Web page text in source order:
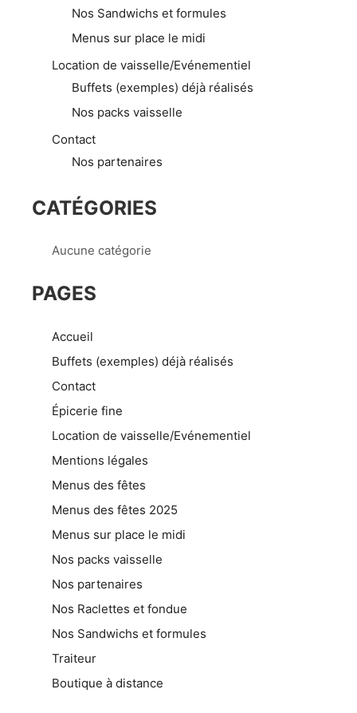
Nos Sandwichs et formules
Menus sur place le midi
Location de vaisselle/Evénementiel
Buffets (exemples) déjà réalisés
Nos packs vaisselle
Contact
Nos partenaires
CATÉGORIES
Aucune catégorie
PAGES
Accueil
Buffets (exemples) déjà réalisés
Contact
Épicerie fine
Location de vaisselle/Evénementiel
Mentions légales
Menus des fêtes
Menus des fêtes 2025
Menus sur place le midi
Nos packs vaisselle
Nos partenaires
Nos Raclettes et fondue
Nos Sandwichs et formules
Traiteur
Boutique à distance